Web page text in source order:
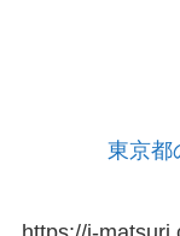
東京都